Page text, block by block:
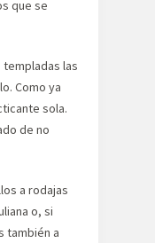
que se
templadas las
Como ya
sola.
de no
a rodajas
o, si
también a